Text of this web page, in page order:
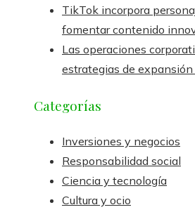
TikTok incorpora
fomentar contenido
Las operaciones
estrategias de
Categorías
Inversiones y negocios
Responsabilidad social
Ciencia y tecnología
Cultura y ocio